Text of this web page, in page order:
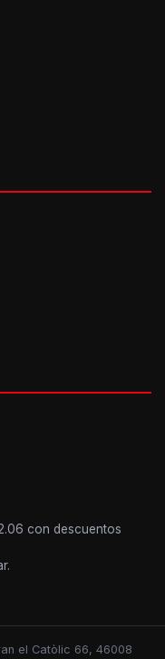
con descuentos
el Catòlic 66, 46008